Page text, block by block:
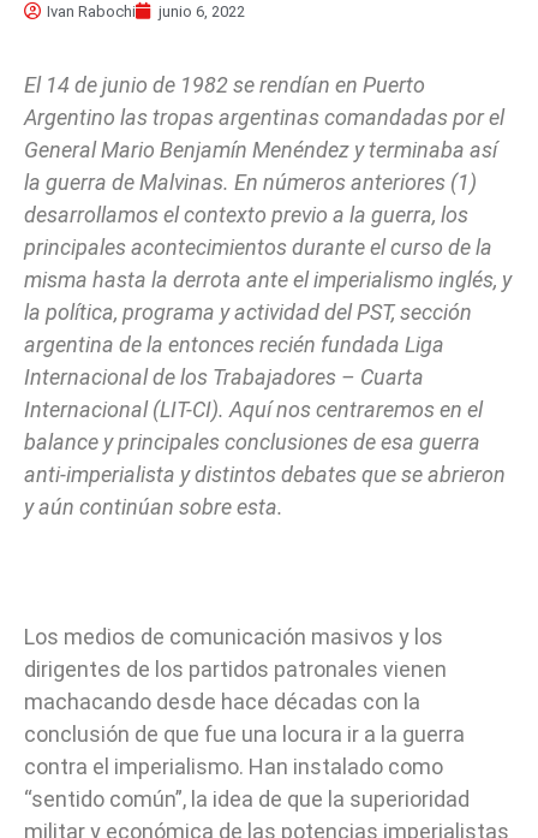
Ivan Rabochi junio 6, 2022
El 14 de junio de 1982 se rendían en Puerto
Argentino las tropas argentinas comandadas por el
General Mario Benjamín Menéndez y terminaba así
la guerra de Malvinas. En números anteriores (1)
desarrollamos el contexto previo a la guerra, los
principales acontecimientos durante el curso de la
misma hasta la derrota ante el imperialismo inglés, y
la política, programa y actividad del PST, sección
argentina de la entonces recién fundada Liga
Internacional de los Trabajadores – Cuarta
Internacional (LIT-CI). Aquí nos centraremos en el
balance y principales conclusiones de esa guerra
anti-imperialista y distintos debates que se abrieron
y aún continúan sobre esta.
Los medios de comunicación masivos y los
dirigentes de los partidos patronales vienen
machacando desde hace décadas con la
conclusión de que fue una locura ir a la guerra
contra el imperialismo. Han instalado como
“sentido común”, la idea de que la superioridad
militar y económica de las potencias imperialistas